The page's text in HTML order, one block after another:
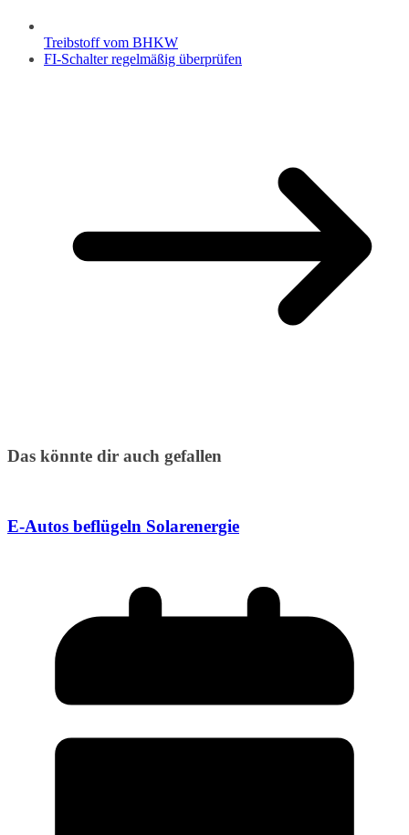
Treibstoff vom BHKW
FI-Schalter regelmäßig überprüfen
Das könnte dir auch gefallen
E-Autos beflügeln Solarenergie